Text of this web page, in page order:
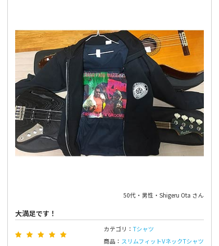
50代・男性・Shigeru Ota さん
大満足です！
カテゴリ： Tシャツ
商品： スリムフィットVネックTシャツ